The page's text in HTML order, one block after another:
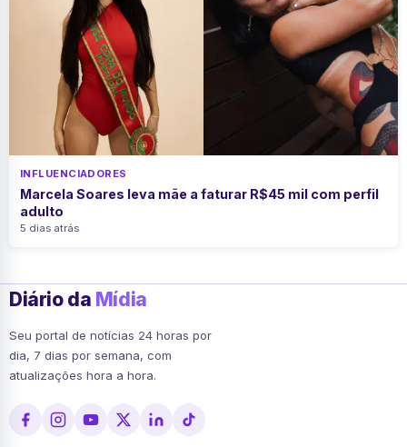
INFLUENCIADORES
Marcela Soares leva mãe a faturar R$45 mil com perfil
adulto
5 dias atrás
Diário da Mídia
Seu portal de notícias 24 horas por
dia, 7 dias por semana, com
atualizações hora a hora.